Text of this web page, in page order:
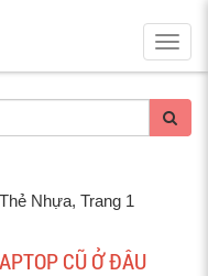
Nhựa, Trang 1
CŨ Ở ĐÂU